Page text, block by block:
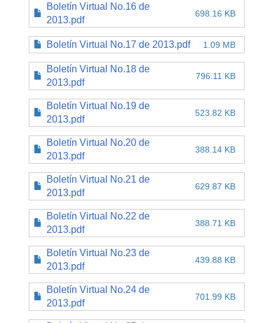
Boletín Virtual No.16 de
2013.pdf
698.16 KB
Boletín Virtual No.17 de 2013.pdf 1.09 MB
Boletín Virtual No.18 de
2013.pdf
796.11 KB
Boletín Virtual No.19 de
2013.pdf
523.82 KB
Boletín Virtual No.20 de
2013.pdf
388.14 KB
Boletín Virtual No.21 de
2013.pdf
629.87 KB
Boletín Virtual No.22 de
2013.pdf
388.71 KB
Boletín Virtual No.23 de
2013.pdf
439.88 KB
Boletín Virtual No.24 de
2013.pdf
701.99 KB